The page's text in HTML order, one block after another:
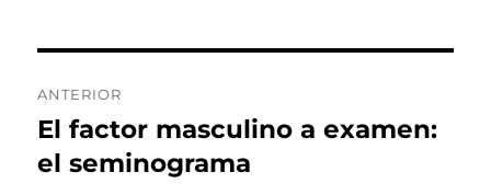
de
entradas
ANTERIOR
Entrada
anterior:
El factor masculino a examen:
el seminograma